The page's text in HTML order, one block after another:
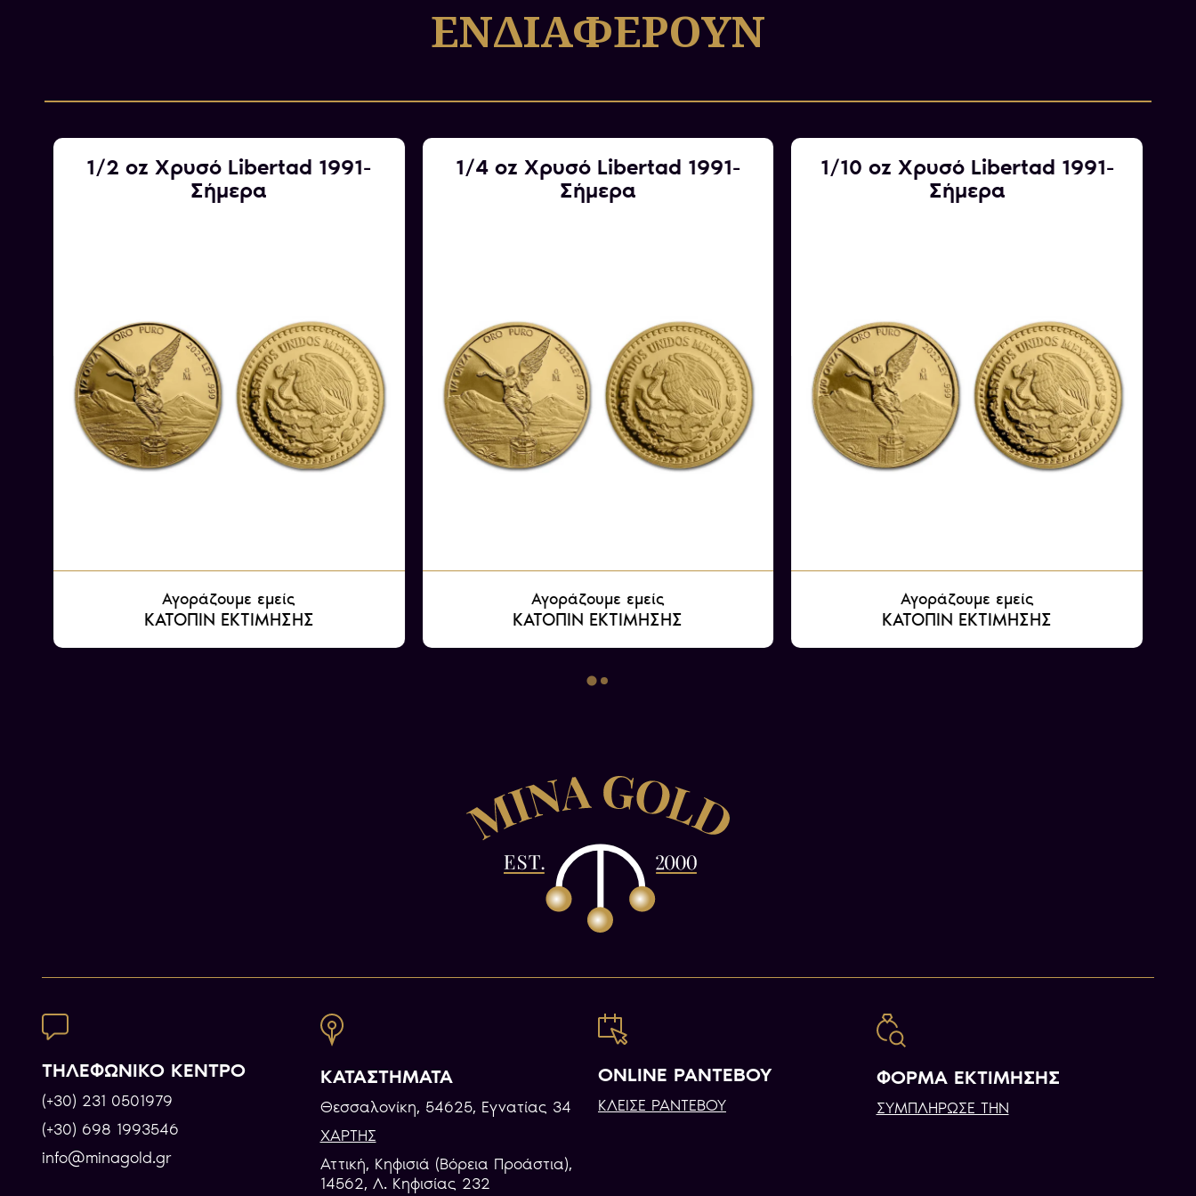
από τη χρονολογία κοπής και τον βαθμό καθαρότητας του
περιεχόμενου χρυσού.
ΕΝΔΙΑΦΕΡΟΥΝ
1/2 oz Χρυσό Libertad 1991-
Σήμερα
Αγοράζουμε εμείς
ΚΑΤΟΠΙΝ ΕΚΤΙΜΗΣΗΣ
1/4 oz Χρυσό Libertad 1991-
Σήμερα
Αγοράζουμε εμείς
ΚΑΤΟΠΙΝ ΕΚΤΙΜΗΣΗΣ
1/10 oz Χρυσό Libertad 1991-
Σήμερα
Αγοράζουμε εμείς
ΚΑΤΟΠΙΝ ΕΚΤΙΜΗΣΗΣ
ΤΗΛΕΦΩΝΙΚΟ ΚΕΝΤΡΟ
(+30) 231 0501979
(+30) 698 1993546
info@minagold.gr
ΚΑΤΑΣΤΗΜΑΤΑ
Θεσσαλονίκη, 54625, Εγνατίας 34
ΧΑΡΤΗΣ
Αττική, Κηφισιά (Βόρεια Προάστια),
14562, Λ. Κηφισίας 232
ONLINE ΡΑΝΤΕΒΟΥ
ΚΛΕΙΣΕ ΡΑΝΤΕΒΟΥ
ΦΟΡΜΑ ΕΚΤΙΜΗΣΗΣ
ΣΥΜΠΛΗΡΩΣΕ ΤΗΝ